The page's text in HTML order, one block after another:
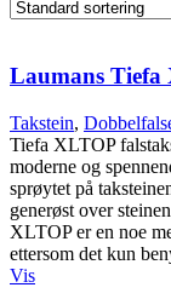
Laumans Tiefa
Takstein,
Tiefa XLTOP
moderne og
sprøytet på
generøst over
XLTOP er en noe
ettersom det kun
Vis